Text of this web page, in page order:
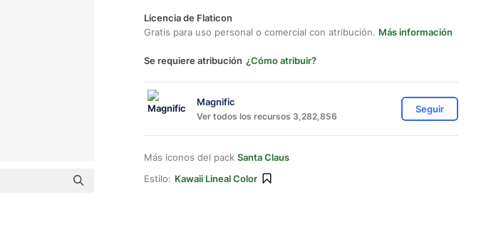
Licencia de Flaticon
Gratis para uso personal o comercial con atribución. Más información
Se requiere atribución ¿Cómo atribuir?
Magnific
Ver todos los recursos 3,282,856
Seguir
Más iconos del pack Santa Claus
Estilo: Kawaii Lineal Color